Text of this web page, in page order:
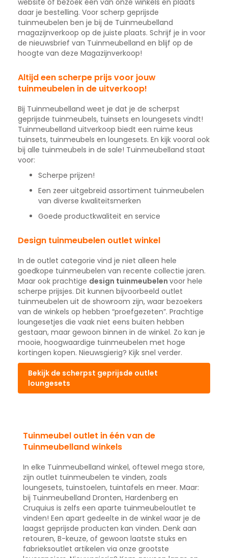
website of bezoek één van onze winkels en plaats
daar je bestelling. Voor scherp geprijsde
tuinmeubelen ben je bij de Tuinmeubelland
magazijnverkoop op de juiste plaats. Schrijf je in voor
de nieuwsbrief van Tuinmeubelland en blijf op de
hoogte van deze Magazijnverkoop!
Altijd een scherpe prijs voor jouw
tuinmeubelen in de uitverkoop!
Bij Tuinmeubelland weet je dat je de scherpst
geprijsde tuinmeubels, tuinsets en loungesets vindt!
Tuinmeubelland uitverkoop biedt een ruime keus
tuinsets, tuinmeubels en loungesets. En kijk vooral ook
bij alle tuinmeubels in de sale! Tuinmeubelland staat
voor:
Scherpe prijzen!
Een zeer uitgebreid assortiment tuinmeubelen
van diverse kwaliteitsmerken
Goede productkwaliteit en service
Design tuinmeubelen outlet winkel
In de outlet categorie vind je niet alleen hele
goedkope tuinmeubelen van recente collectie jaren.
Maar ook prachtige design tuinmeubelen voor hele
scherpe prijsjes. Dit kunnen bijvoorbeeld outlet
tuinmeubelen uit de showroom zijn, waar bezoekers
van de winkels op hebben “proefgezeten”. Prachtige
loungesetjes die vaak niet eens buiten hebben
gestaan, maar gewoon binnen in de winkel. Zo kan je
mooie, hoogwaardige tuinmeubelen met hoge
kortingen kopen. Nieuwsgierig? Kijk snel verder.
Bekijk de scherpst geprijsde outlet
loungesets
Tuinmeubel outlet in één van de
Tuinmeubelland winkels
In elke Tuinmeubelland winkel, oftewel mega store,
zijn outlet tuinmeubelen te vinden, zoals
loungesets, tuinstoelen, tuintafels en meer. Maar:
bij Tuinmeubelland Dronten, Hardenberg en
Cruquius is zelfs een aparte tuinmeubeloutlet te
vinden! Een apart gedeelte in de winkel waar je de
laagst geprijsde producten kan vinden. Denk aan
retouren, B-keuze, of gewoon laatste stuks en
fabrieksoutlet artikelen via onze grootste